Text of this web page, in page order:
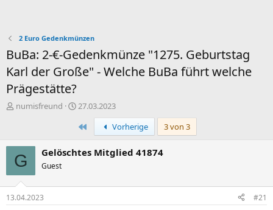
2 Euro Gedenkmünzen
BuBa: 2-€-Gedenkmünze "1275. Geburtstag
Karl der Große" - Welche BuBa führt welche
Prägestätte?
E
e
l
e
r
numisfreund
E
s
e
m
27.03.2023
Erste
Vorherige 3 von 3
G Gelöschtes Mitglied 41874
Guest
13.04.2023 #21